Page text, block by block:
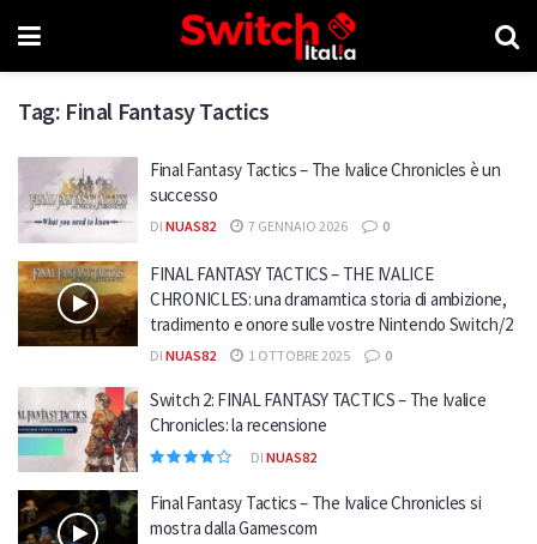
Tag: Final Fantasy Tactics
Final Fantasy Tactics – The Ivalice Chronicles è un
successo
DI NUAS82 7 GENNAIO 2026 0
FINAL FANTASY TACTICS – THE IVALICE
CHRONICLES: una dramamtica storia di ambizione,
tradimento e onore sulle vostre Nintendo Switch/2
DI NUAS82 1 OTTOBRE 2025 0
Switch 2: FINAL FANTASY TACTICS – The Ivalice
Chronicles: la recensione
DI NUAS82
Final Fantasy Tactics – The Ivalice Chronicles si
mostra dalla Gamescom